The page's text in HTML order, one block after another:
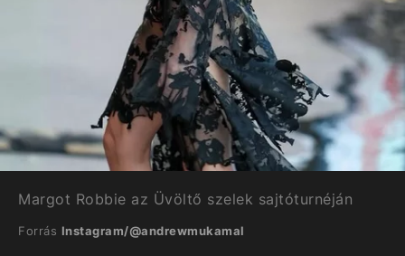
Margot Robbie az Üvöltő szelek sajtóturnéján
Forrás Instagram/@andrewmukamal